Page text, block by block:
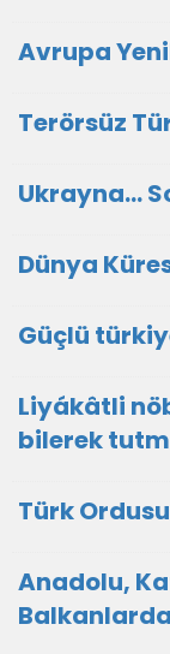
Avrupa
Terörsüz
Ukrayna...
Dünya
Güçlü
Liyákâtli
bilerek
Türk
Anadolu,